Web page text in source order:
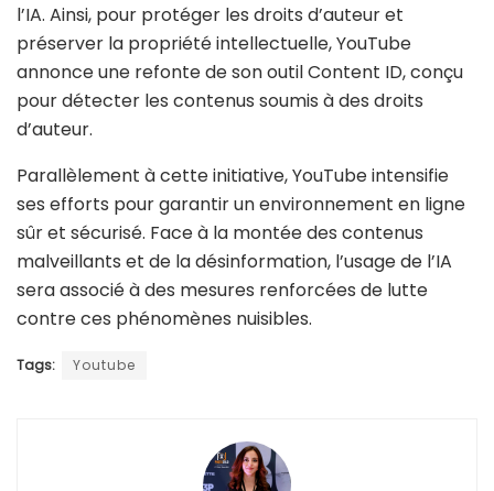
l’IA. Ainsi, pour protéger les droits d’auteur et
préserver la propriété intellectuelle, YouTube
annonce une refonte de son outil Content ID, conçu
pour détecter les contenus soumis à des droits
d’auteur.
Parallèlement à cette initiative, YouTube intensifie
ses efforts pour garantir un environnement en ligne
sûr et sécurisé. Face à la montée des contenus
malveillants et de la désinformation, l’usage de l’IA
sera associé à des mesures renforcées de lutte
contre ces phénomènes nuisibles.
Tags: Youtube